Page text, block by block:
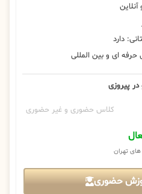
دارد
ای و بین المللی
در پیروزی
کلاس حضوری و غیر حضوری
تهران
حضوری